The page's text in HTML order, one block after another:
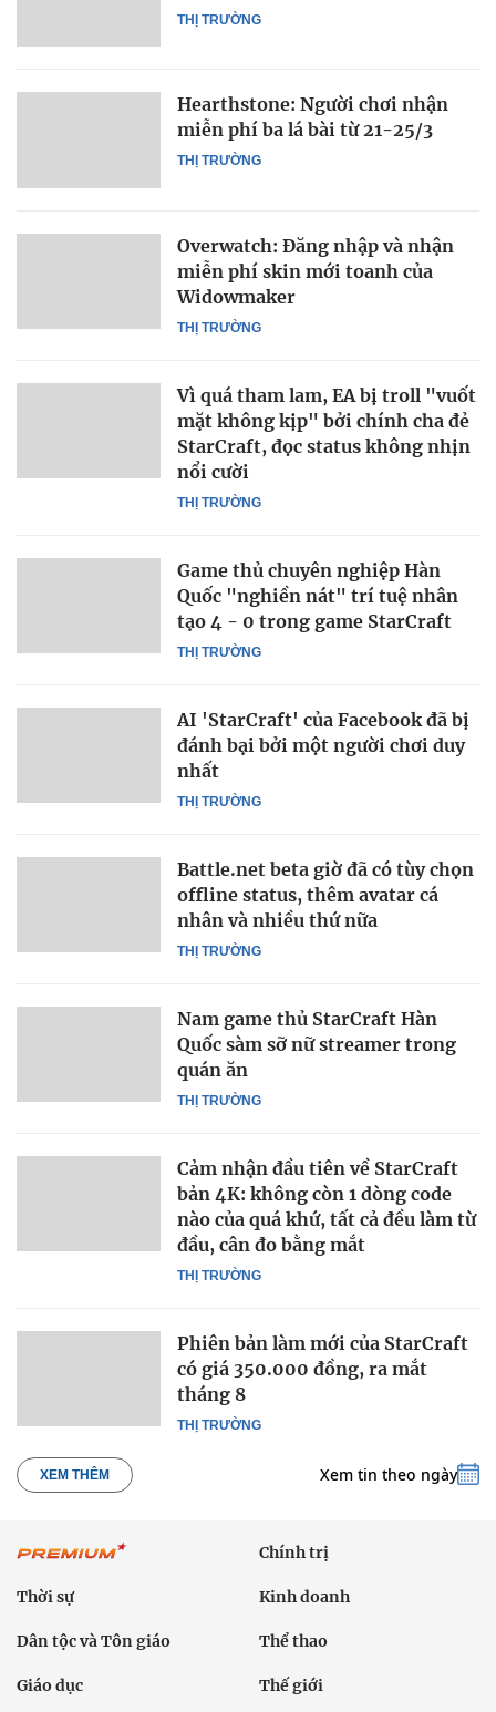
THỊ TRƯỜNG
THỊ TRƯỜNG
Hearthstone: Người chơi nhận
miễn phí ba lá bài từ 21-25/3
THỊ TRƯỜNG
Overwatch: Đăng nhập và nhận
miễn phí skin mới toanh của
Widowmaker
THỊ TRƯỜNG
Vì quá tham lam, EA bị troll "vuốt
mặt không kịp" bởi chính cha đẻ
StarCraft, đọc status không nhịn
nổi cười
THỊ TRƯỜNG
Game thủ chuyên nghiệp Hàn
Quốc "nghiền nát" trí tuệ nhân
tạo 4 - 0 trong game StarCraft
THỊ TRƯỜNG
AI 'StarCraft' của Facebook đã bị
đánh bại bởi một người chơi duy
nhất
THỊ TRƯỜNG
Battle.net beta giờ đã có tùy chọn
offline status, thêm avatar cá
nhân và nhiều thứ nữa
THỊ TRƯỜNG
Nam game thủ StarCraft Hàn
Quốc sàm sỡ nữ streamer trong
quán ăn
THỊ TRƯỜNG
Cảm nhận đầu tiên về StarCraft
bản 4K: không còn 1 dòng code
nào của quá khứ, tất cả đều làm từ
đầu, cân đo bằng mắt
THỊ TRƯỜNG
Phiên bản làm mới của StarCraft
có giá 350.000 đồng, ra mắt
tháng 8
XEM THÊM Xem tin theo ngày
Chính trị
Thời sự Kinh doanh
Dân tộc và Tôn giáo Thể thao
Giáo dục Thế giới